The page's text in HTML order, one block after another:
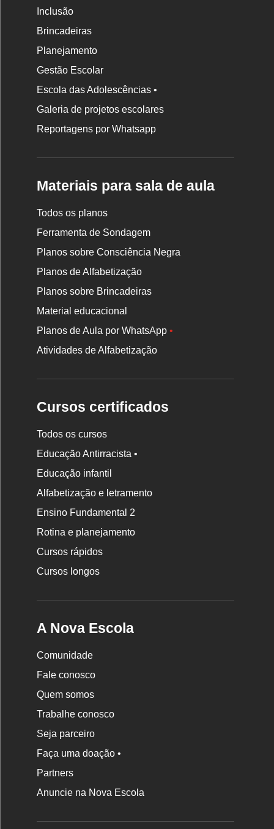
Inclusão
Brincadeiras
Planejamento
Gestão Escolar
Escola das Adolescências •
Galeria de projetos escolares
Reportagens por Whatsapp
Materiais para sala de aula
Todos os planos
Ferramenta de Sondagem
Planos sobre Consciência Negra
Planos de Alfabetização
Planos sobre Brincadeiras
Material educacional
Planos de Aula por WhatsApp•
Atividades de Alfabetização
Cursos certificados
Todos os cursos
Educação Antirracista •
Educação infantil
Alfabetização e letramento
Ensino Fundamental 2
Rotina e planejamento
Cursos rápidos
Cursos longos
A Nova Escola
Comunidade
Fale conosco
Quem somos
Trabalhe conosco
Seja parceiro
Faça uma doação •
Partners
Anuncie na Nova Escola